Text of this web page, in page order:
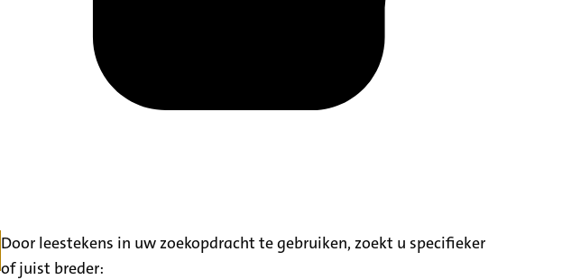
Door leestekens in uw zoekopdracht te gebruiken, zoekt u specifieker
of juist breder: